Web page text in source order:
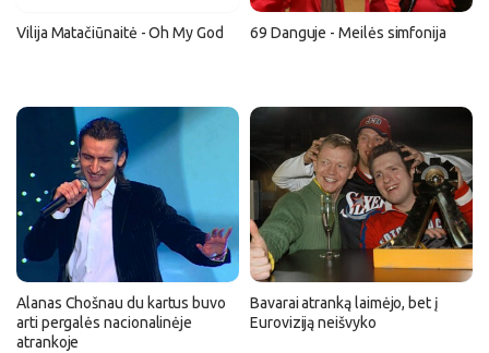
Vilija Matačiūnaitė - Oh My God 69 Danguje - Meilės simfonija
Alanas Chošnau du kartus buvo
arti pergalės nacionalinėje
atrankoje
Bavarai atranką laimėjo, bet į
Euroviziją neišvyko